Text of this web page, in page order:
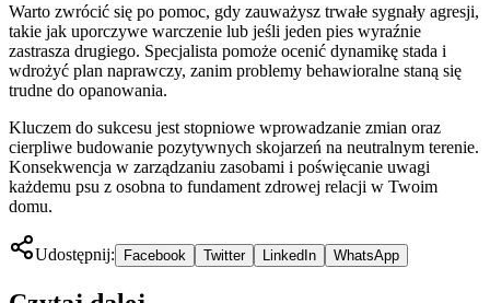
Warto zwrócić się po pomoc, gdy zauważysz trwałe sygnały agresji,
takie jak uporczywe warczenie lub jeśli jeden pies wyraźnie
zastrasza drugiego. Specjalista pomoże ocenić dynamikę stada i
wdrożyć plan naprawczy, zanim problemy behawioralne staną się
trudne do opanowania.
Kluczem do sukcesu jest stopniowe wprowadzanie zmian oraz
cierpliwe budowanie pozytywnych skojarzeń na neutralnym terenie.
Konsekwencja w zarządzaniu zasobami i poświęcanie uwagi
każdemu psu z osobna to fundament zdrowej relacji w Twoim
domu.
Udostępnij: Facebook Twitter LinkedIn WhatsApp